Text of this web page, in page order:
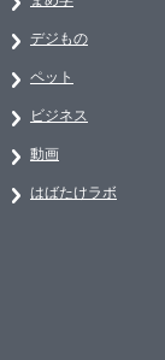
デジもの
ペット
ビジネス
動画
はばたけラボ